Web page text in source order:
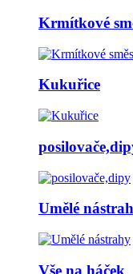
Krmítkové
Kukuřice
Umělé
Vše na háček